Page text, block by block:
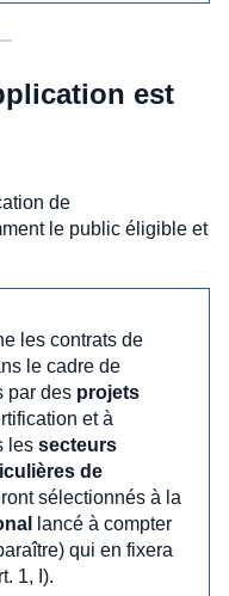
est
de
le public éligible et
les contrats de
le cadre de
par des projets
et à
les secteurs
de
sélectionnés à la
lancé à compter
qui en fixera
1, I).